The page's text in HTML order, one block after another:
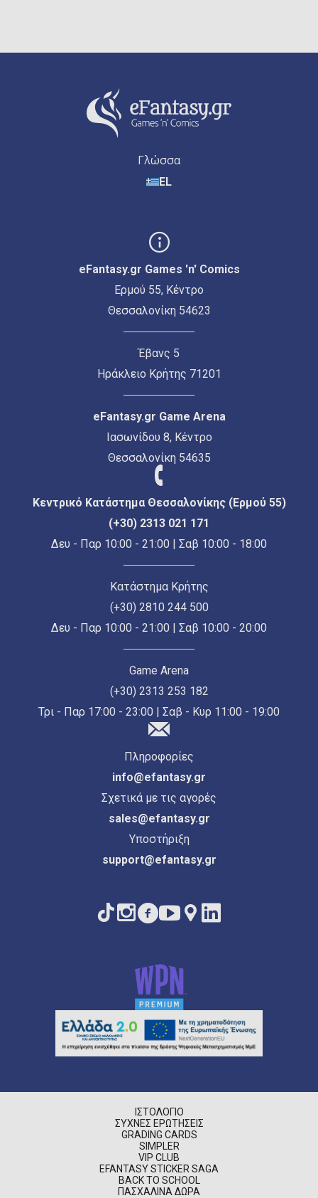
Γλώσσα
EL
eFantasy.gr Games 'n' Comics
Ερμού 55, Κέντρο
Θεσσαλονίκη 54623
Έβανς 5
Ηράκλειο Κρήτης 71201
eFantasy.gr Game Arena
Ιασωνίδου 8, Κέντρο
Θεσσαλονίκη 54635
Κεντρικό Κατάστημα Θεσσαλονίκης (Ερμού 55)
(+30) 2313 021 171
Δευ - Παρ 10:00 - 21:00 | Σαβ 10:00 - 18:00
Κατάστημα Κρήτης
(+30) 2810 244 500
Δευ - Παρ 10:00 - 21:00 | Σαβ 10:00 - 20:00
Game Arena
(+30) 2313 253 182
Τρι - Παρ 17:00 - 23:00 | Σαβ - Κυρ 11:00 - 19:00
Πληροφορίες
info@efantasy.gr
Σχετικά με τις αγορές
sales@efantasy.gr
Υποστήριξη
support@efantasy.gr
ΙΣΤΟΛΌΓΙΟ
ΣΥΧΝΈΣ ΕΡΩΤΉΣΕΙΣ
GRADING CARDS
SIMPLER
VIP CLUB
EFANTASY STICKER SAGA
BACK TO SCHOOL
ΠΑΣΧΑΛΙΝΆ ΔΏΡΑ